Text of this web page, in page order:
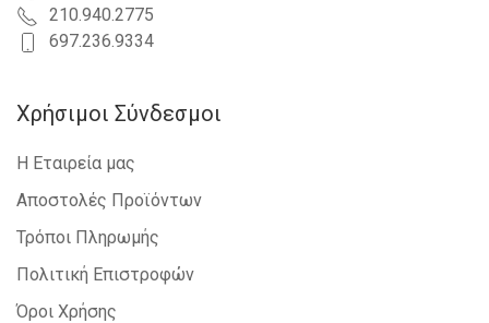
210.940.2775
697.236.9334
Χρήσιμοι Σύνδεσμοι
Η Εταιρεία μας
Αποστολές Προϊόντων
Τρόποι Πληρωμής
Πολιτική Επιστροφών
Όροι Χρήσης